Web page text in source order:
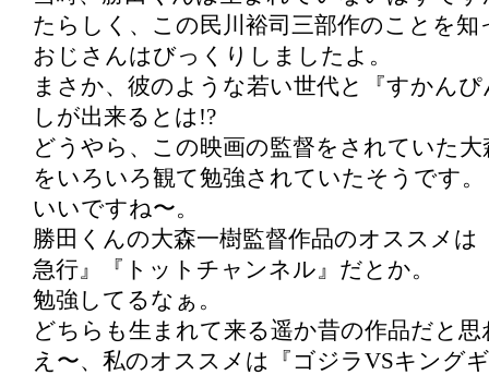
たらしく、この民川裕司三部作のことを知
おじさんはびっくりしましたよ。
まさか、彼のような若い世代と『すかん
しが出来るとは!?
どうやら、この映画の監督をされていた
をいろいろ観て勉強されていたそうです。
いいですね〜。
勝田くんの大森一樹監督作品のオススメは
急行』『トットチャンネル』だとか。
勉強してるなぁ。
どちらも生まれて来る遥か昔の作品だと
え〜、私のオススメは『ゴジラVSキング